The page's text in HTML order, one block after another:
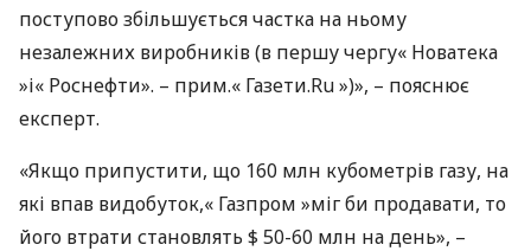
поступово збільшується частка на ньому
незалежних виробників (в першу чергу« Новатека
»і« Роснефти». – прим.« Газети.Ru »)», – пояснює
експерт.
«Якщо припустити, що 160 млн кубометрів газу, на
які впав видобуток,« Газпром »міг би продавати, то
його втрати становлять $ 50-60 млн на день», –